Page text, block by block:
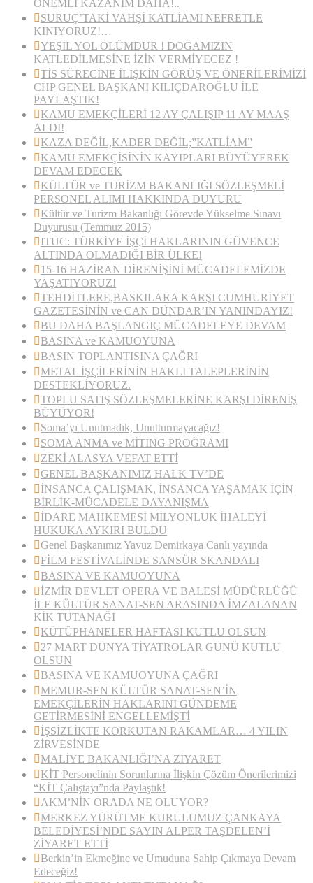
ÖNEMLİ KAZANIM DAHA!..
SURUÇ’TAKİ VAHŞİ KATLİAMI NEFRETLE
KINIYORUZ!…
YEŞİL YOL ÖLÜMDÜR ! DOĞAMIZIN
KATLEDİLMESİNE İZİN VERMİYECEZ !
TİS SÜRECİNE İLİŞKİN GÖRÜŞ VE ÖNERİLERİMİZİ
CHP GENEL BAŞKANI KILIÇDAROĞLU İLE
PAYLAŞTIK!
KAMU EMEKÇİLERİ 12 AY ÇALIŞIP 11 AY MAAŞ
ALDI!
KAZA DEĞİL,KADER DEĞİL;”KATLİAM”
KAMU EMEKÇİSİNİN KAYIPLARI BÜYÜYEREK
DEVAM EDECEK
KÜLTÜR ve TURİZM BAKANLIĞI SÖZLEŞMELİ
PERSONEL ALIMI HAKKINDA DUYURU
Kültür ve Turizm Bakanlığı Görevde Yükselme Sınavı
Duyurusu (Temmuz 2015)
ITUC: TÜRKİYE İŞÇİ HAKLARININ GÜVENCE
ALTINDA OLMADIĞI BİR ÜLKE!
15-16 HAZİRAN DİRENİŞİNİ MÜCADELEMİZDE
YAŞATIYORUZ!
TEHDİTLERE,BASKILARA KARŞI CUMHURİYET
GAZETESİNİN ve CAN DÜNDAR’IN YANINDAYIZ!
BU DAHA BAŞLANGIÇ MÜCADELEYE DEVAM
BASINA ve KAMUOYUNA
BASIN TOPLANTISINA ÇAĞRI
METAL İŞÇİLERİNİN HAKLI TALEPLERİNİN
DESTEKLİYORUZ.
TOPLU SATIŞ SÖZLEŞMELERİNE KARŞI DİRENİŞ
BÜYÜYOR!
Soma’yı Unutmadık, Unutturmayacağız!
SOMA ANMA ve MİTİNG PROĞRAMI
ZEKİ ALASYA VEFAT ETTİ
GENEL BAŞKANIMIZ HALK TV’DE
İNSANCA ÇALIŞMAK, İNSANCA YAŞAMAK İÇİN
BİRLİK-MÜCADELE DAYANIŞMA
İDARE MAHKEMESİ MİLYONLUK İHALEYİ
HUKUKA AYKIRI BULDU
Genel Başkanımız Yavuz Demirkaya Canlı yayında
FİLM FESTİVALİNDE SANSÜR SKANDALI
BASINA VE KAMUOYUNA
İZMİR DEVLET OPERA VE BALESİ MÜDÜRLÜĞÜ
İLE KÜLTÜR SANAT-SEN ARASINDA İMZALANAN
KİK TUTANAĞI
KÜTÜPHANELER HAFTASI KUTLU OLSUN
27 MART DÜNYA TİYATROLAR GÜNÜ KUTLU
OLSUN
BASINA VE KAMUOYUNA ÇAĞRI
MEMUR-SEN KÜLTÜR SANAT-SEN’İN
EMEKÇİLERİN HAKLARINI GÜNDEME
GETİRMESİNİ ENGELLEMİŞTİ
İŞSİZLİKTE KORKUTAN RAKAMLAR… 4 YILIN
ZİRVESİNDE
MALİYE BAKANLIĞI’NA ZİYARET
KİT Personelinin Sorunlarına İlişkin Çözüm Önerilerimizi
“KİT Çalıştayı”nda Paylaştık!
AKM’NİN ORADA NE OLUYOR?
MERKEZ YÜRÜTME KURULUMUZ ÇANKAYA
BELEDİYESİ’NDE SAYIN ALPER TAŞDELEN’İ
ZİYARET ETTİ
Berkin’in Ekmeğine ve Umuduna Sahip Çıkmaya Devam
Edeceğiz!